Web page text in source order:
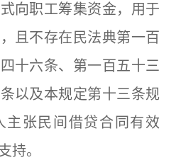
向职工筹集资金，用于
且不存在民法典第一百
十六条、第一百五十三
以及本规定第十三条规
主张民间借贷合同有效
持。